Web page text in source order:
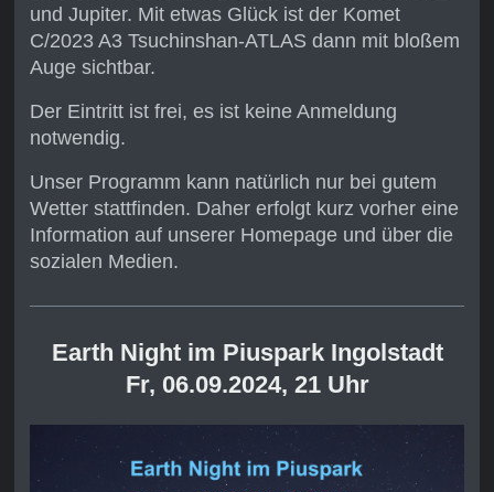
und Jupiter. Mit etwas Glück ist der Komet
C/2023 A3 Tsuchinshan-ATLAS dann mit bloßem
Auge sichtbar.
Der Eintritt ist frei, es ist keine Anmeldung
notwendig.
Unser Programm kann natürlich nur bei gutem
Wetter stattfinden. Daher erfolgt kurz vorher eine
Information auf unserer Homepage und über die
sozialen Medien.
Earth Night im Piuspark Ingolstadt
Fr, 06.09.2024, 21 Uhr